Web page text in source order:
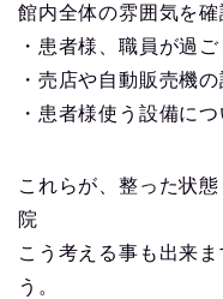
館内全体の雰囲気を確
・患者様、職員が過
・売店や自動販売機
・患者様使う設備に
これらが、整った状
院
こう考える事も出来
う。